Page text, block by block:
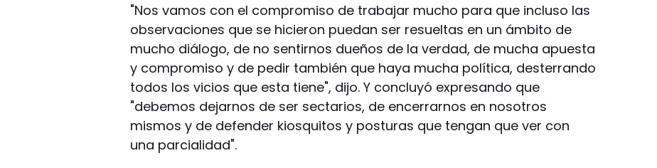
"Nos vamos con el compromiso de trabajar mucho para que incluso las
observaciones que se hicieron puedan ser resueltas en un ámbito de
mucho diálogo, de no sentirnos dueños de la verdad, de mucha apuesta
y compromiso y de pedir también que haya mucha política, desterrando
todos los vicios que esta tiene", dijo. Y concluyó expresando que
"debemos dejarnos de ser sectarios, de encerrarnos en nosotros
mismos y de defender kiosquitos y posturas que tengan que ver con
una parcialidad".